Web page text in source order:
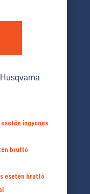
ingyenes
bruttó
esetén bruttó